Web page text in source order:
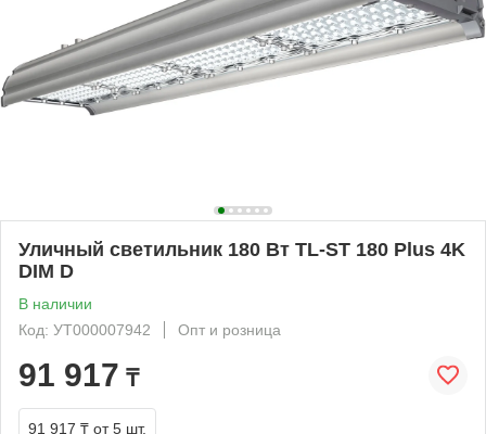
Уличный светильник 180 Вт TL-ST 180 Plus 4K
DIM D
В наличии
Код: УТ000007942
Опт и розница
91 917 ₸
91 917 ₸ от 5 шт.